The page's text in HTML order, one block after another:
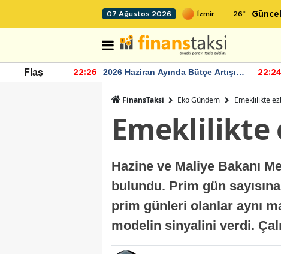
07 Ağustos 2026 26° Güncel
Flaş 22:26
2026 Haziran Ayında Bütçe Artışı
22:24
FinansTaksi Eko Gündem Emeklilikte
Emeklilikte
Hazine ve Maliye Bakanı
bulundu. Prim gün
prim günleri olanlar aynı
modelin sinyalini verdi.